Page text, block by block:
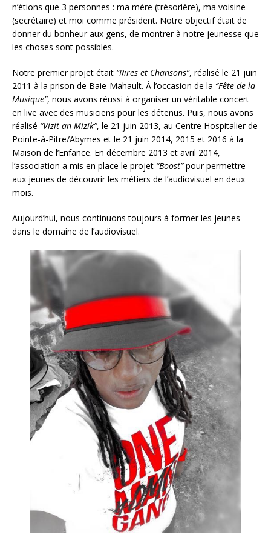
n’étions que 3 personnes : ma mère (trésorière), ma voisine
(secrétaire) et moi comme président. Notre objectif était de
donner du bonheur aux gens, de montrer à notre jeunesse que
les choses sont possibles.
Notre premier projet était “Rires et Chansons”, réalisé le 21 juin
2011 à la prison de Baie-Mahault. À l’occasion de la “Fête de la
Musique”, nous avons réussi à organiser un véritable concert
en live avec des musiciens pour les détenus. Puis, nous avons
réalisé “Vizit an Mizik”, le 21 juin 2013, au Centre Hospitalier de
Pointe-à-Pitre/Abymes et le 21 juin 2014, 2015 et 2016 à la
Maison de l’Enfance. En décembre 2013 et avril 2014,
l’association a mis en place le projet “Boost”pour permettre
aux jeunes de découvrir les métiers de l’audiovisuel en deux
mois.
Aujourd’hui, nous continuons toujours à former les jeunes
dans le domaine de l’audiovisuel.